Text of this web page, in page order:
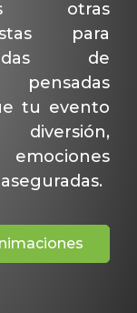
otras
para
de
pensadas
tu evento